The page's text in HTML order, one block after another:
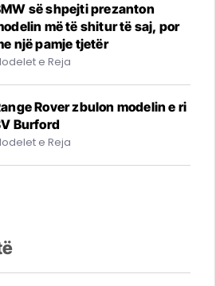
së shpejti prezanton
më të shitur të saj, por
një pamje tjetër
e Reja
Rover zbulon modelin e ri
Burford
e Reja